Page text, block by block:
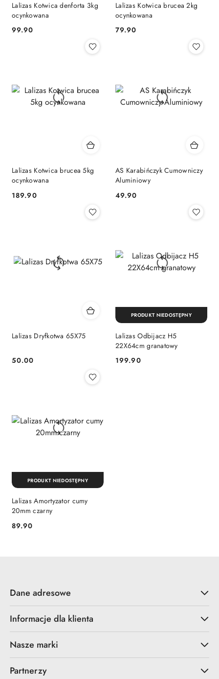
Lalizas Kotwica denforta 3kg
ocynkowana
Cena:
99.90
Lalizas Kotwica brucea 2kg
ocynkowana
Cena:
79.90
Lalizas Kotwica brucea 5kg
ocynkowana
Cena:
189.90
AS Karabińczyk Cumowniczy
Aluminiowy
Cena:
49.90
Lalizas Dryfkotwa 65X75
Cena:
50.00
Lalizas Odbijacz H5
22X64cm granatowy
Cena:
199.90
PRODUKT NIEDOSTĘPNY
Lalizas Amortyzator cumy
20mm czarny
Cena:
89.90
PRODUKT NIEDOSTĘPNY
Dane adresowe
Informacje dla klienta
Nasze marki
Partnerzy